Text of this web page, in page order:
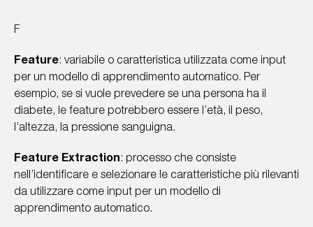
F
Feature: variabile o caratteristica utilizzata come input
per un modello di apprendimento automatico. Per
esempio, se si vuole prevedere se una persona ha il
diabete, le feature potrebbero essere l’età, il peso,
l’altezza, la pressione sanguigna.
Feature Extraction: processo che consiste
nell’identificare e selezionare le caratteristiche più rilevanti
da utilizzare come input per un modello di
apprendimento automatico.